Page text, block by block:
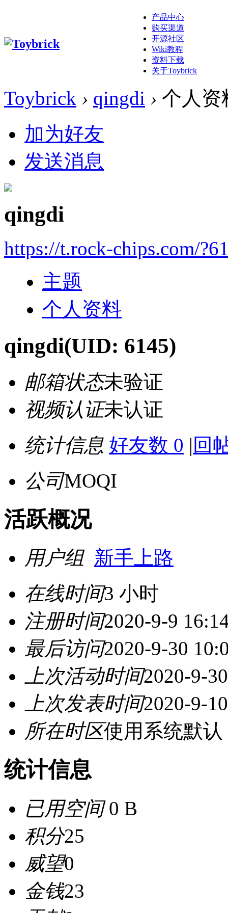
产品中心
购买渠道
开源社区
Wiki教程
资料下载
关于Toybrick
Toybrick › qingdi › 个人资
加为好友
发送消息
qingdi
https://t.rock-chips.com/
主题
个人资料
qingdi(UID: 6145)
邮箱状态未验证
视频认证未认证
统计信息 好友数 0 | 回
公司MOQI
活跃概况
用户组 新手上路
在线时间3 小时
注册时间2020-9-9
最后访问2020-9-30
上次活动时间2020-9-
上次发表时间2020-9-
所在时区使用系统默认
统计信息
已用空间0 B
积分25
威望0
金钱23